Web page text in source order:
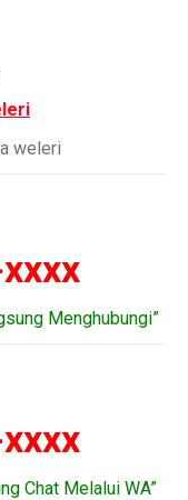
weleri
Menghubungi”
Chat Melalui WA”